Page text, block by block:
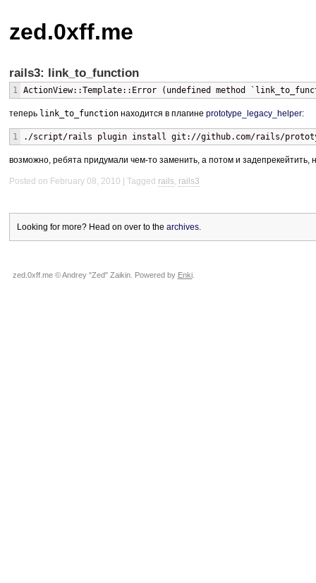
zed.0xff.me
rails3: link_to_function
1 ActionView::Template::Error (undefined method
теперь link_to_functionнаходится в плагине prototype_legacy_helper:
1 ./script/rails plugin install git://github.com/rails/
возможно, ребята придумали чем-то заменить, а потом и задепрекейтить,
Posted on February 08, 2010 Tagged rails, rails3
Looking for more? Head on over to the archives.
zed.0xff.me © Andrey "Zed" Zaikin. Powered by Enki.